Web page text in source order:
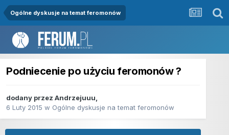
Ogólne dyskusje na temat feromonów
Podniecenie po użyciu feromonów ?
dodany przez Andrzejuuu,
6 Luty 2015 w Ogólne dyskusje na temat feromonów